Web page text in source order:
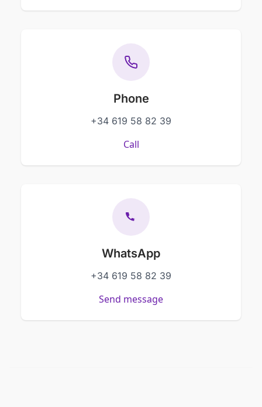
Phone
+34 619 58 82 39
Call
WhatsApp
+34 619 58 82 39
Send message